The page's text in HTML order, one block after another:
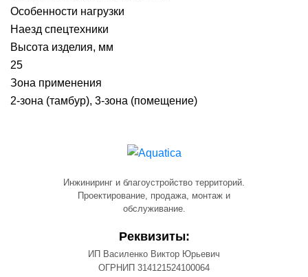
Особенности нагрузки
Наезд спецтехники
Высота изделия, мм
25
Зона применения
2-зона (тамбур), 3-зона (помещение)
Инжиниринг и благоустройство территорий.
Проектирование, продажа, монтаж и
обслуживание.
Реквизиты:
ИП Василенко Виктор Юрьевич
ОГРНИП 314121524100064